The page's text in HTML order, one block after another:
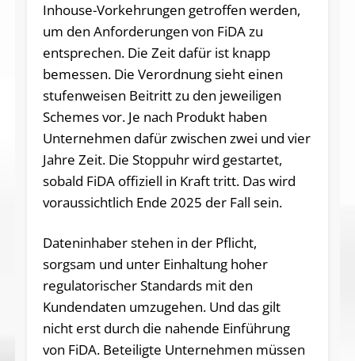
Inhouse-Vorkehrungen getroffen werden,
um den Anforderungen von FiDA zu
entsprechen. Die Zeit dafür ist knapp
bemessen. Die Verordnung sieht einen
stufenweisen Beitritt zu den jeweiligen
Schemes vor. Je nach Produkt haben
Unternehmen dafür zwischen zwei und vier
Jahre Zeit. Die Stoppuhr wird gestartet,
sobald FiDA offiziell in Kraft tritt. Das wird
voraussichtlich Ende 2025 der Fall sein.
Dateninhaber stehen in der Pflicht,
sorgsam und unter Einhaltung hoher
regulatorischer Standards mit den
Kundendaten umzugehen. Und das gilt
nicht erst durch die nahende Einführung
von FiDA. Beteiligte Unternehmen müssen